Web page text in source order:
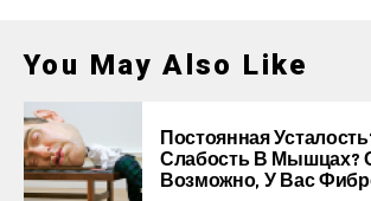
You May Also Like
Постоянная
Слабость В Мышцах?
Возможно, У Вас